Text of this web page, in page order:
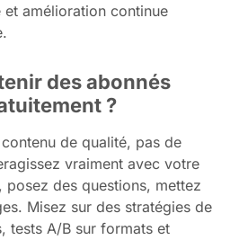
et amélioration continue
des abonnés
?
de qualité, pas de
vraiment avec votre
posez des questions, mettez
Misez sur des stratégies de
tests A/B sur formats et